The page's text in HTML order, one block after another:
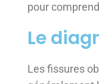
pour
Le
Les fissures